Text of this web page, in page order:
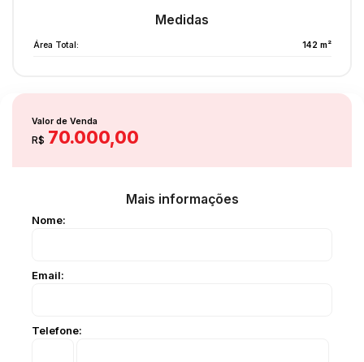
Medidas
Área Total: 142 m²
R$ 70.000,00
Valor de Venda
Mais informações
Nome:
Email:
Telefone: